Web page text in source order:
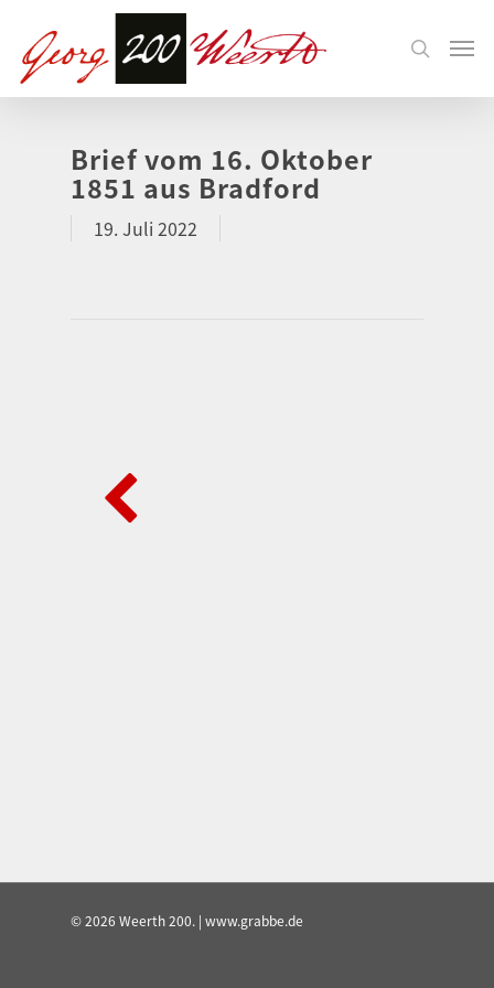
Brief vom 16. Oktober
1851 aus Bradford
19. Juli 2022
© 2026 Weerth 200. | www.grabbe.de